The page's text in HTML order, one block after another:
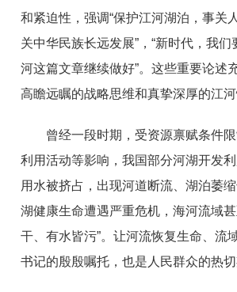
和紧迫性，强调“保护江河湖泊，事关
关中华民族长远发展”，“新时代，我
河这篇文章继续做好”。这些重要论述
高瞻远瞩的战略思维和真挚深厚的江河
曾经一段时期，受资源禀赋条件
利用活动等影响，我国部分河湖开发
用水被挤占，出现河道断流、湖泊萎
湖健康生命遭遇严重危机，海河流域
干、有水皆污”。让河流恢复生命、流
书记的殷殷嘱托，也是人民群众的热切